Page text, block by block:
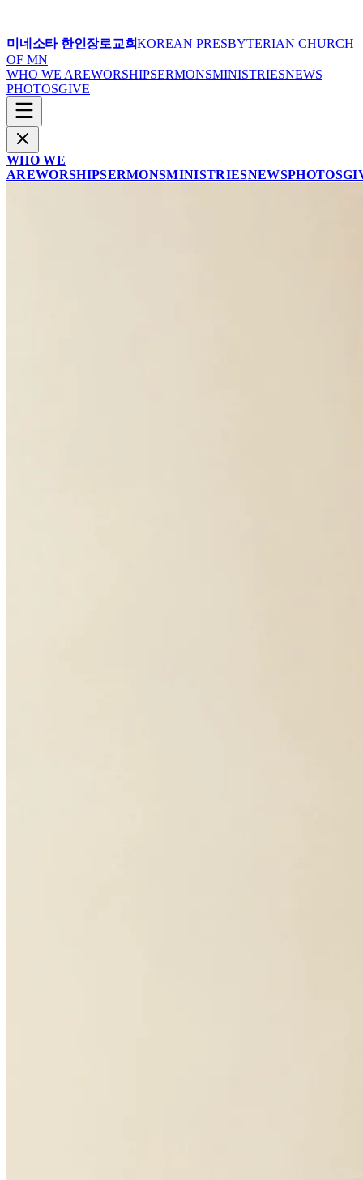
미네소타 한인장로교회KOREAN PRESBYTERIAN CHURCH
OF MN
WHO WE AREWORSHIPSERMONSMINISTRIESNEWS
PHOTOSGIVE
WHO WE
AREWORSHIPSERMONSMINISTRIESNEWSPHOTOS